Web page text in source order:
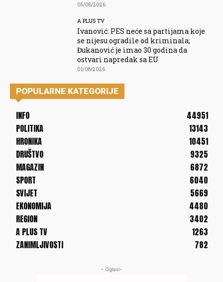
05/08/2026
A PLUS TV
Ivanović: PES neće sa partijama koje
se nijesu ogradile od kriminala;
Đukanović je imao 30 godina da
ostvari napredak sa EU
01/08/2026
POPULARNE KATEGORIJE
INFO
44951
POLITIKA
13143
HRONIKA
10451
DRUŠTVO
9325
MAGAZIN
6872
SPORT
6040
SVIJET
5669
EKONOMIJA
4480
REGION
3402
A PLUS TV
1263
ZANIMLJIVOSTI
782
- Oglasi-